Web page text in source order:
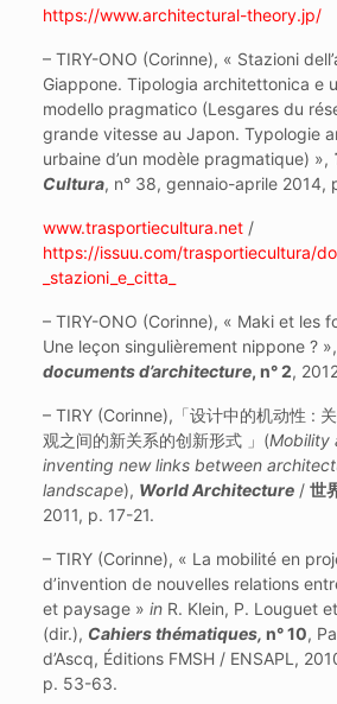
https://www.architectural-theory.jp/
– TIRY-ONO (Corinne), « Stazioni
Giappone. Tipologia architettonica e
modello pragmatico (Lesgares du
grande vitesse au Japon. Typologie
urbaine d’un modèle pragmatique) »,
Cultura, n° 38, gennaio-aprile 2014,
www.trasportiecultura.net/
https://issuu.com/trasportiecultura/
_stazioni_e_citta_
– TIRY-ONO (Corinne), « Maki et les
Une leçon singulièrement nippone ? »,
documents d’architecture, n° 2,
– TIRY (Corinne),「设计中的机动性 :
观之间的新关系的创新形式 」(Mobility
inventing new links between
landscape), World Architecture/ 世
2011, p. 17-21.
– TIRY (Corinne), « La mobilité en
d’invention de nouvelles relations
et paysage » inR. Klein, P. Louguet
(dir.), Cahiers thématiques, n° 10,
d’Ascq, Éditions FMSH / ENSAPL,
p. 53-63.